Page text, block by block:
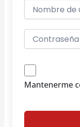
Mantenerme